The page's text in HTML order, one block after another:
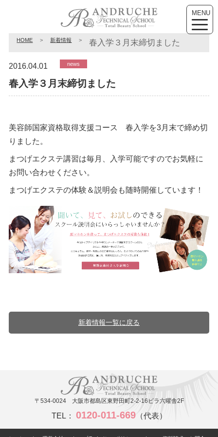
MENU
toggle
HOME > 新着情報 > 春入学３月末締切ました
2016.04.01 news
春入学３月末締切ました
美容師国家資格取得支援コース 春入学を3月末で締め切
りました。
まつげエクステ講習は毎月、入学可能ですのでお気軽に
お問い合わせください。
まつげエクステの体験＆説明会も随時開催しています！
新着情報一覧に戻る
〒534-0024 大阪市都島区東野田町2-2-16ビラ六曜舎2F
TEL： 0120-011-669（代表）